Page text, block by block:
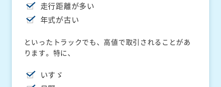
走行距離が多い
年式が古い
といったトラックでも、高値で取引されることがあ
ります。特に、
いすゞ